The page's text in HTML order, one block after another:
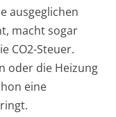
ausgeglichen
macht sogar
CO2-Steuer.
oder die Heizung
eine